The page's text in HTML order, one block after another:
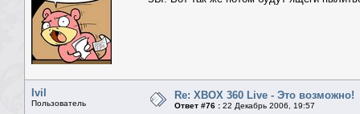
Ivil
Пользователь
Re: XBOX 360 Live - Это возможно!
Ответ #76 : 22 Декабрь 2006, 19:57